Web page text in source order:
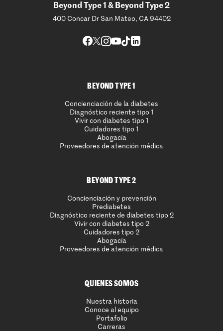
Beyond Type 1 & Beyond Type 2
400 Concar Dr San Mateo, CA 94402
BEYOND TYPE 1
Concienciación de la diabetes
Diagnóstico reciente tipo 1
Vivir con diabetes tipo 1
Cuidadores tipo 1
Abogacía
Proveedores de atención médica
BEYOND TYPE 2
Concienciación y prevención
Prediabetes
Diagnóstico reciente de diabetes tipo 2
Vivir con diabetes tipo 2
Cuidadores tipo 2
Abogacía
Proveedores de atención médica
QUIENES SOMOS
Nuestra historia
Conoce al equipo
Portafolio
Carreras